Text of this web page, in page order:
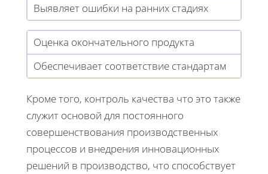
Выявляет ошибки на ранних стадиях
Оценка окончательного продукта
Обеспечивает соответствие стандартам
Кроме того, контроль качества что это также
служит основой для постоянного
совершенствования производственных
процессов и внедрения инновационных
решений в производство, что способствует